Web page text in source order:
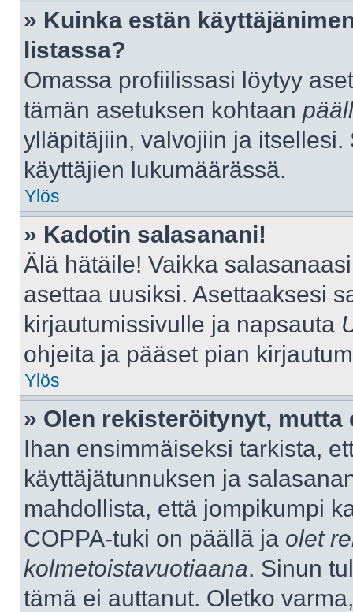
» Kuinka estän
listassa?
Omassa profiilissasi löytyy
tämän asetuksen kohtaan
ylläpitäjiin, valvojiin ja
käyttäjien lukumäärässä.
Ylös
» Kadotin salasanani!
Älä hätäile! Vaikka
asettaa uusiksi. Asettaaksesi
kirjautumissivulle ja napsauta
ohjeita ja pääset pian
Ylös
» Olen rekisteröitynyt,
Ihan ensimmäiseksi tarkista,
käyttäjätunnuksen ja
mahdollista, että jompikumpi
COPPA-tuki on päällä ja olet
kolmetoistavuotiaana. Sinun
tämä ei auttanut. Oletko